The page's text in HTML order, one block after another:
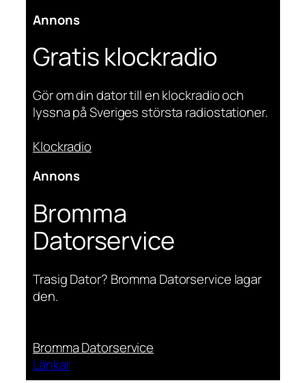
Annons
Gratis klockradio
Gör om din dator till en klockradio och
lyssna på Sveriges största radiostationer.
Klockradio
Annons
Bromma
Datorservice
Trasig Dator? Bromma Datorservice lagar
den.
Bromma Datorservice
Länkar